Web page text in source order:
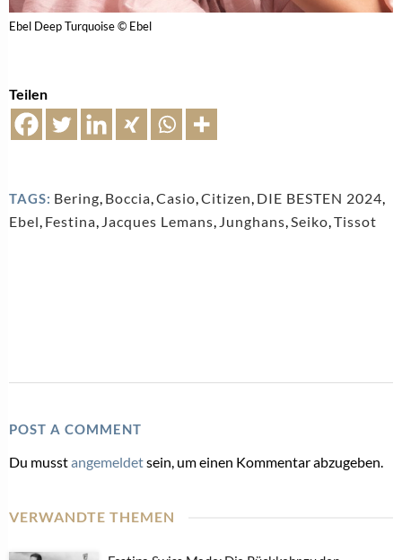
Ebel Deep Turquoise © Ebel
Teilen
TAGS: Bering, Boccia,Casio,Citizen, DIE BESTEN 2024,
Ebel, Festina, Jacques Lemans, Junghans,Seiko,Tissot
POST A COMMENT
Du musstangemeldetsein, um einen Kommentar abzugeben.
VERWANDTE THEMEN